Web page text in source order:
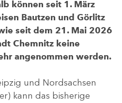
können seit 1. März
Bautzen und Görlitz
seit dem 21. Mai 2026
Chemnitz keine
angenommen werden.
und Nordsachsen
kann das bisherige